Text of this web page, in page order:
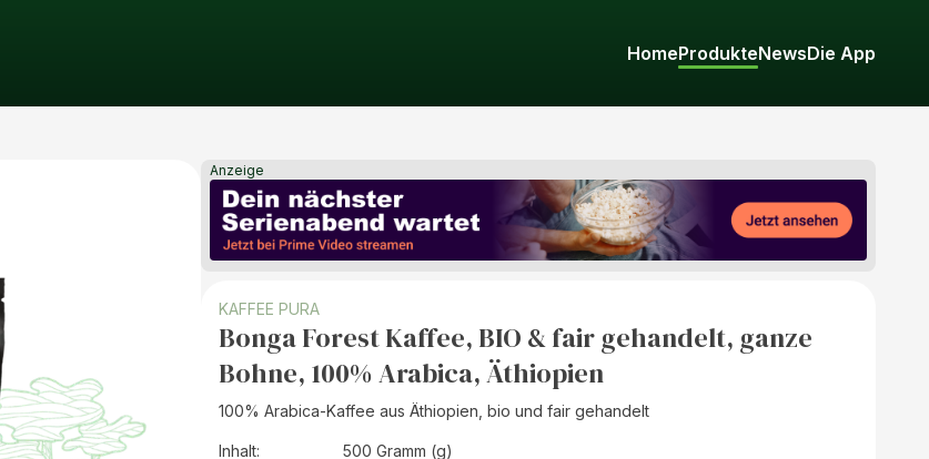
HomeProdukteNewsDie App
Anzeige
KAFFEE PURA
Bonga Forest Kaffee, BIO & fair gehandelt, ganze
Bohne, 100% Arabica, Äthiopien
100% Arabica-Kaffee aus Äthiopien, bio und fair gehandelt
Inhalt:
500 Gramm (g)